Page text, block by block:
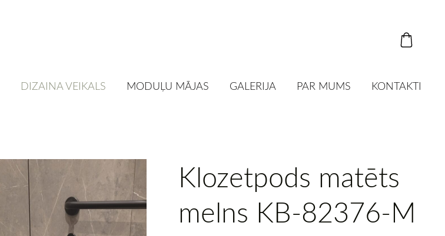
DIZAINA VEIKALS MODUĻU MĀJAS GALERIJA PAR MUMS KONTAKTI
Klozetpods matēts
melns KB-82376-M